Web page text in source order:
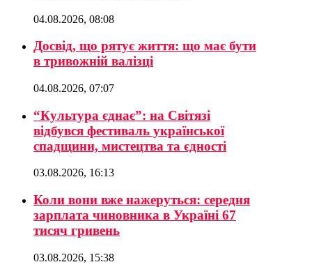
04.08.2026, 08:08
Досвід, що рятує життя: що має бути
в тривожній валізці
04.08.2026, 07:07
“Культура єднає”: на Світязі
відбувся фестиваль української
спадщини, мистецтва та єдності
03.08.2026, 16:13
Коли вони вже нажеруться: середня
зарплата чиновника в Україні 67
тисяч гривень
03.08.2026, 15:38